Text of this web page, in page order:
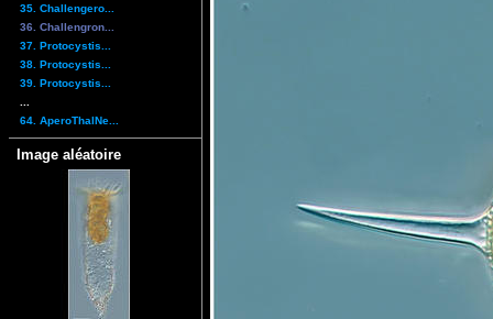
35. Challengero...
36. Challengron...
37. Protocystis...
38. Protocystis...
39. Protocystis...
64. AperoThalNe...
Image aléatoire